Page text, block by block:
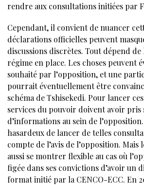
rendre aux consultations initiées par
Cependant, il convient de nuancer
déclarations officielles peuvent
discussions discrètes. Tout dépend de
régime en place. Les choses peuvent
souhaité par l’opposition, et une
pourrait éventuellement être
schéma de Tshisekedi. Pour lancer
services du pouvoir doivent avoir pris
d’informations au sein de
hasardeux de lancer de telles
compte de l’avis de l’opposition.
aussi se montrer flexible au cas où
figée dans ses convictions d’avoir un
format initié par la CENCO-ECC. En